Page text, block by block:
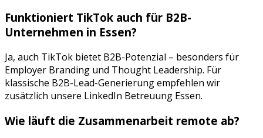
Funktioniert TikTok auch für B2B-
Unternehmen in Essen?
Ja, auch TikTok bietet B2B-Potenzial – besonders für
Employer Branding und Thought Leadership. Für
klassische B2B-Lead-Generierung empfehlen wir
zusätzlich unsere LinkedIn Betreuung Essen.
Wie läuft die Zusammenarbeit remote ab?